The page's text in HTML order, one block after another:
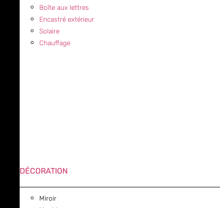
Boîte aux lettres
Encastré extérieur
Solaire
Chauffage
DÉCORATION
Miroir